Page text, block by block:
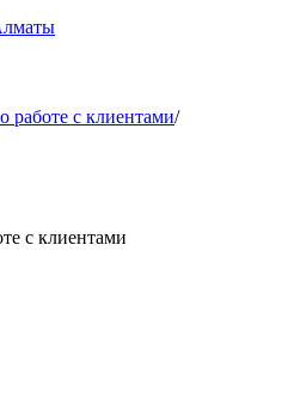
работе с клиентами/
с клиентами